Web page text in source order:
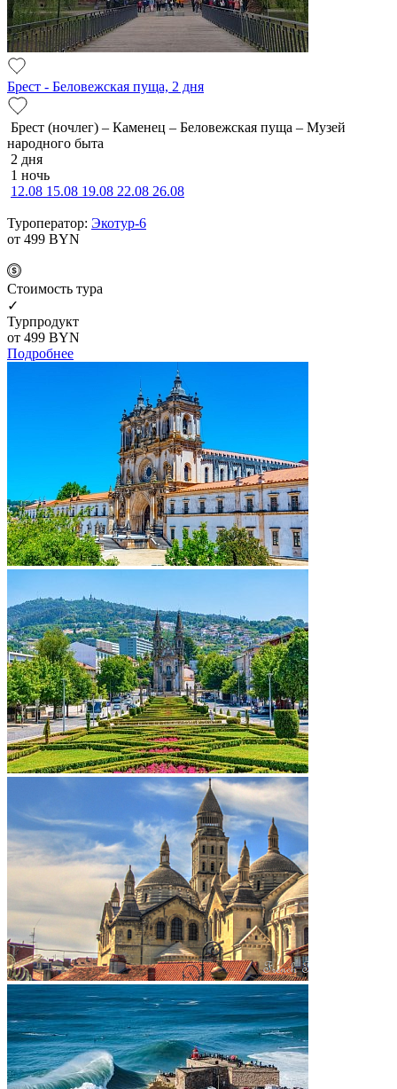
Брест - Беловежская пуща, 2 дня
Брест (ночлег) – Каменец – Беловежская пуща – Музей
народного быта
2 дня
1 ночь
12.08 15.08 19.08 22.08 26.08
Туроператор: Экотур-6
от 499 BYN
Cтоимость тура
✓
Турпродукт
от 499 BYN
Подробнее